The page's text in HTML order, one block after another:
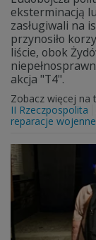
eksterminacją
zasługiwali na
przynosiło
liście, obok
akcja "T4".
Zobacz więcej na
II Rzeczpospolita
reparacje wojenne